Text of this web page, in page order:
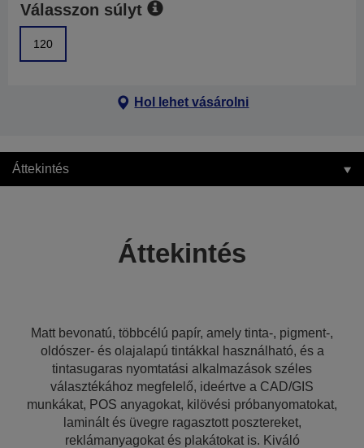
Válasszon súlyt
120
Hol lehet vásárolni
Áttekintés
Áttekintés
Matt bevonatú, többcélú papír, amely tinta-, pigment-,
oldószer- és olajalapú tintákkal használható, és a
tintasugaras nyomtatási alkalmazások széles
választékához megfelelő, ideértve a CAD/GIS
munkákat, POS anyagokat, kilövési próbanyomatokat,
laminált és üvegre ragasztott posztereket,
reklámanyagokat és plakátokat is. Kiváló